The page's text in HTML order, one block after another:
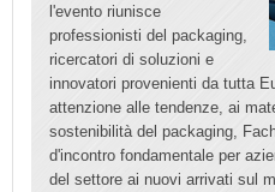
l'evento riunisce
professionisti del packaging,
ricercatori di soluzioni e
innovatori provenienti da tutta
attenzione alle tendenze, ai
sostenibilità del packaging,
d'incontro fondamentale per
del settore ai nuovi arrivati sul